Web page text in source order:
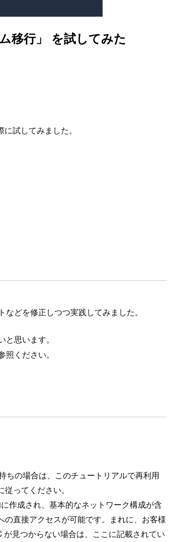
移行」 を試してみた
試してみました。
どを修正しつつ実践してみました。
思います。
ください。
ちの場合は、このチュートリアルで再利用
ってください。
作成され、基本的なネットワーク構成が含
直接アクセスが可能です。まれに、お客様
見つからない場合は、ここに記載されてい